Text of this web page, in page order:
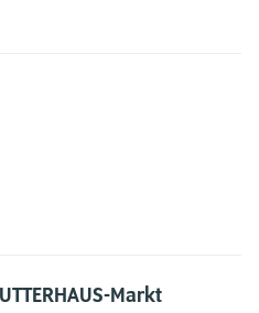
Markt